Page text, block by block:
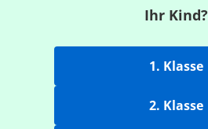
Ihr Kind?
1. Klasse
2. Klasse